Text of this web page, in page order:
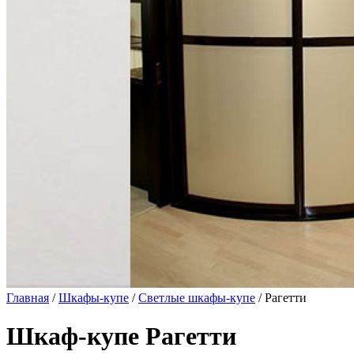
Главная /Шкафы-купе /Светлые шкафы-купе / Рагетти
Шкаф-купе Рагетти